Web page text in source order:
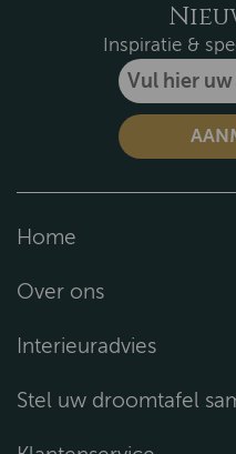
Inspiratie &
Home
Over ons
Interieuradvies
Stel uw droomtafel